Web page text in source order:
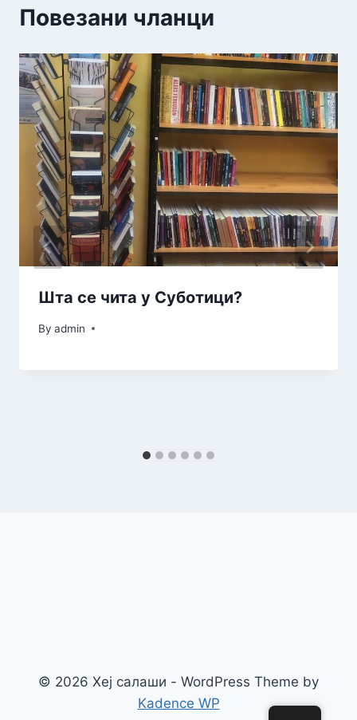
Повезани чланци
Шта се чита у Суботици?
By admin
© 2026 Хеј салаши - WordPress Theme by
Kadence WP